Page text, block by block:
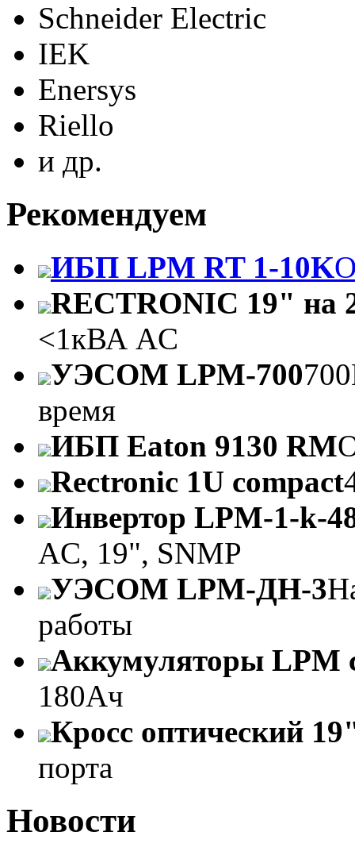
Schneider Electric
IEK
Enersys
Riello
и др.
Рекомендуем
ИБП LPM RT 1-10K
RECTRONIC 19" на
<1кВА AC
УЭСОМ LPM-700
время
ИБП Eaton 9130 RM
Rectronic 1U compact
Инвертор LPM-1-k-
AC, 19", SNMP
УЭСОМ LPM-ДН-3
работы
Аккумуляторы LPM
180Ач
Кросс оптический
порта
Новости